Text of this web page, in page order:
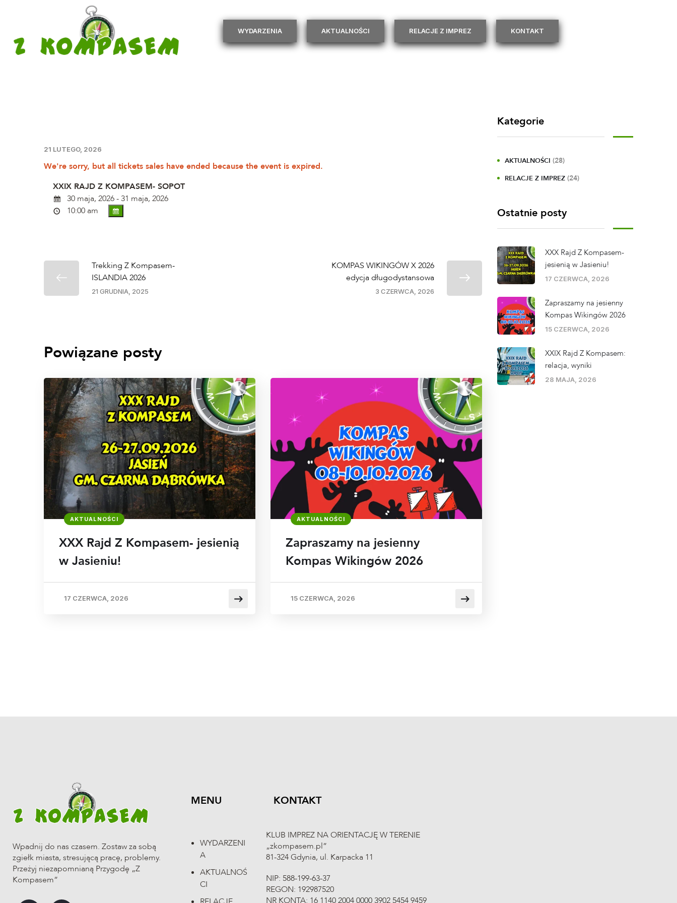
WYDARZENIA AKTUALNOŚCI RELACJE Z IMPREZ KONTAKT
21 LUTEGO, 2026
We're sorry, but all tickets sales have ended because the event is expired.
XXIX RAJD Z KOMPASEM- SOPOT
30 maja, 2026 - 31 maja, 2026
10:00 am
Trekking Z Kompasem-
ISLANDIA 2026
21 GRUDNIA, 2025
KOMPAS WIKINGÓW X 2026
edycja długodystansowa
3 CZERWCA, 2026
Powiązane posty
AKTUALNOŚCI
XXX Rajd Z Kompasem- jesienią
w Jasieniu!
17 CZERWCA, 2026
AKTUALNOŚCI
Zapraszamy na jesienny
Kompas Wikingów 2026
15 CZERWCA, 2026
Kategorie
AKTUALNOŚCI (28)
RELACJE Z IMPREZ (24)
Ostatnie posty
XXX Rajd Z Kompasem-
jesienią w Jasieniu!
17 CZERWCA, 2026
Zapraszamy na jesienny
Kompas Wikingów 2026
15 CZERWCA, 2026
XXIX Rajd Z Kompasem:
relacja, wyniki
28 MAJA, 2026
Wpadnij do nas czasem. Zostaw za sobą
zgiełk miasta, stresującą pracę, problemy.
Przeżyj niezapomnianą Przygodę „Z
Kompasem”
MENU
WYDARZENI
A
AKTUALNOŚ
CI
KONTAKT
KLUB IMPREZ NA ORIENTACJĘ W TERENIE
„zkompasem.pl”
81-324 Gdynia, ul. Karpacka 11
NIP: 588-199-63-37
REGON: 192987520
NR KONTA: 16 1140 2004 0000 3902 5454 9459